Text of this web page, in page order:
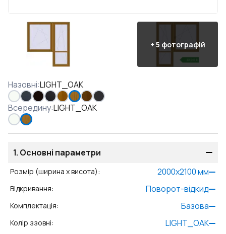
+ 5 фотографій
Назовні:LIGHT_OAK
Всередину:LIGHT_OAK
1. Основні параметри
Розмір (ширина x висота): 2000x2100мм
Відкривання: Поворот-відкид
Комплектація: Базова
Колір ззовні: LIGHT_OAK